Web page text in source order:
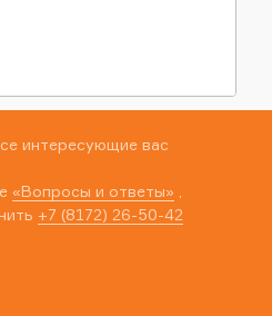
интересующие вас
«Вопросы и ответы»
+7 (8172) 26-50-42